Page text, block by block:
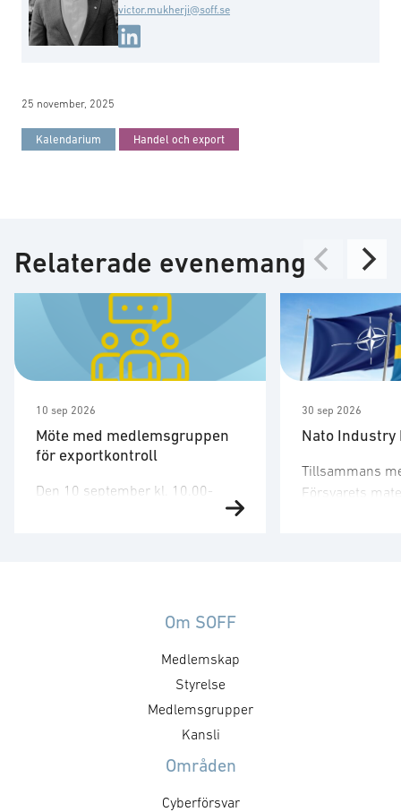
victor.mukherji@soff.se
25 november, 2025
Kalendarium Handel och export
Relaterade evenemang
10 sep 2026
Möte med medlemsgruppen
för exportkontroll
Den 10 september kl. 10.00-
12.00 har SOFF:s medlemsgrupp
Kallelse och agenda sänds ut av
diskutera bl.a. förslag till
skrivelser. För mer information,
vänligen, kontakta: Victor
30 sep 2026
Nato Industry
Tillsammans
Försvarets
Om SOFF
Medlemskap
Styrelse
Medlemsgrupper
Kansli
Områden
Cyberförsvar